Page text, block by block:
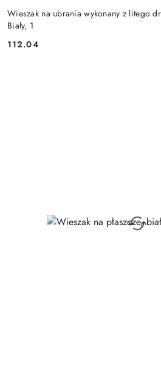
Wieszak na ubrania wykonany z litego
Biały, 1
Cena:
112.04